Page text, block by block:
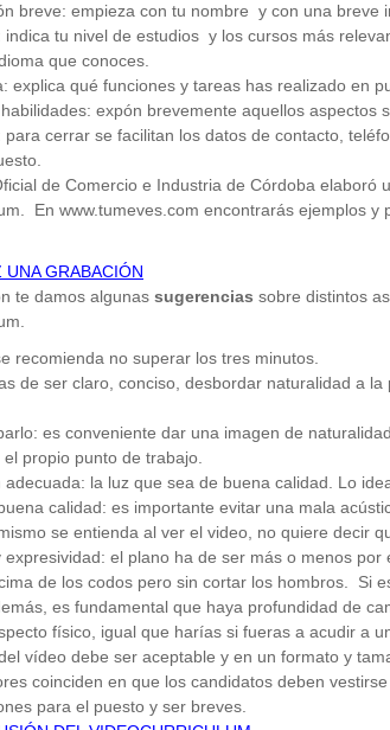
breve: empieza con tu nombre y con una
indica tu nivel de estudios y los cursos más
que conoces.
explica qué funciones y tareas has realizado en
expón brevemente aquellos aspectos
para cerrar se facilitan los datos de contacto,
de Comercio e Industria de Córdoba elaboró
En www.tumeves.com encontrarás ejemplos y
UNA GRABACIÓN
te damos algunas sugerencias sobre distintos
recomienda no superar los tres minutos.
de ser claro, conciso, desbordar naturalidad a
es conveniente dar una imagen de
propio punto de trabajo.
adecuada: la luz que sea de buena calidad. Lo
calidad: es importante evitar una mala
se entienda al ver el video, no quiere decir
expresividad: el plano ha de ser más o menos
de los codos pero sin cortar los hombros. Si
es fundamental que haya profundidad de
físico, igual que harías si fueras a acudir a
vídeo debe ser aceptable y en un formato y
coinciden en que los candidatos deben
para el puesto y ser breves.